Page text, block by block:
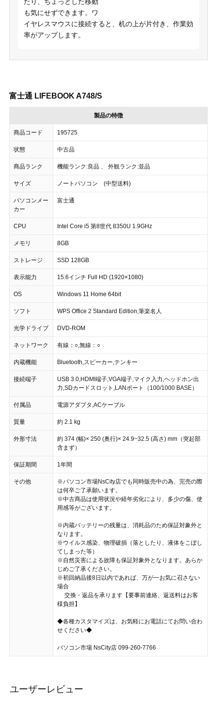
も気にせずできます。ワ
イヤレスマウスに接続すると、机の上が片付き、作業効
率がアップします。
富士通 LIFEBOOK A748/S
製品の特徴
商品コード 195725
状態 中古品
商品ランク 機能ランク:良品 、 外観ランク:並品
サイズ ノートパソコン (中型送料)
パソコンメー
カー
富士通
CPU Intel Core i5 第8世代 8350U 1.9GHz
メモリ 8GB
ストレージ SSD 128GB
表示能力 15.6インチ Full HD (1920×1080)
OS Windows 11 Home 64bit
ソフト WPS Office 2 Standard Edition,筆楽名人
光学ドライブ DVD-ROM
ネットワーク 有線：○,無線：○
内蔵機能 Bluetooth,スピーカー,テンキー
接続端子
USB 3.0,HDMI端子,VGA端子,マイク入力,ヘッドホン出
力,SDカードスロット,LANポート（100/1000 BASE）
付属品 電源アダプタ,ACケーブル
質量 約 2.1 kg
外形寸法
約 374 (幅)× 250 (奥行)× 24.9~32.5 (高さ) mm（突起部
含まず）
保証期間 1年間
その他
※パソコン市場NsCity店でも同時販売中の為、完売の際
は何卒ご了承願います。
※中古商品は使用状況や経年劣化により、多少の傷、使
用感等がございます。
※内蔵バッテリーの残量は、消耗品のため保証対象外と
なります。
※ウイルス感染、物理破損（落としたり、液体をこぼし
てしまった等）
※自然災害による故障も保証対象外となります。あらか
じめご了承ください。
※初回納品後8日以内であれば、万が一お気に召さない
場合
交換・返品を承ります【要事前連絡、返送料はお客
様負担】
◆各種カスタマイズは、お気軽にお電話にてお問い合わ
せください◆
パソコン市場 NsCity店 099-260-7766
ユーザーレビュー